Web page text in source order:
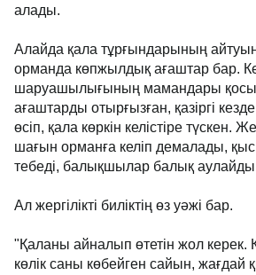
алады.
Алайда қала тұрғындарының
орманда көпжылдық ағаштар бар.
шаруашылығының мамандары
ағаштарды отырғызған, қазіргі
өсіп, қала көркін келістіре түскен.
шағын орманға келіп демалады, қыс
тебеді, балықшылар балық
Ал жергілікті биліктің өз уәжі бар.
"Қаланы айналып өтетін жол керек.
көлік саны көбейген сайын, жағдай